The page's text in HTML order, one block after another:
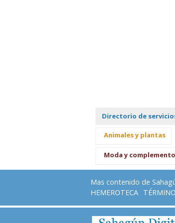
Directorio de
Animales y plantas
Moda y
Mas contenido de
HEMEROTECA